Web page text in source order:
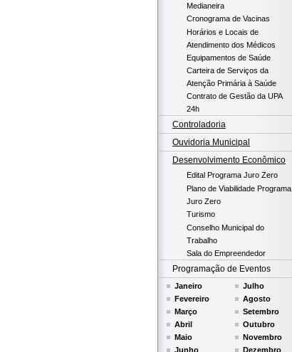
Medianeira
Cronograma de Vacinas
Horários e Locais de
Atendimento dos Médicos
Equipamentos de Saúde
Carteira de Serviços da
Atenção Primária à Saúde
Contrato de Gestão da UPA
24h
Controladoria
Ouvidoria Municipal
Desenvolvimento Econômico
Edital Programa Juro Zero
Plano de Viabilidade Programa
Juro Zero
Turismo
Conselho Municipal do
Trabalho
Sala do Empreendedor
Programação de Eventos
Janeiro
Fevereiro
Março
Abril
Maio
Junho
Julho
Agosto
Setembro
Outubro
Novembro
Dezembro